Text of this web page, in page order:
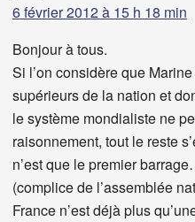
6 février 2012 à 15 h 18 min
Bonjour à tous.
Si l’on considère que
supérieurs de la nation et
le système mondialiste ne
raisonnement, tout le reste
n’est que le premier
(complice de l’assemblée
France n’est déjà plus